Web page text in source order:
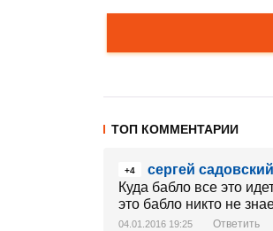
ТОП КОММЕНТАРИИ
+4
сергей садовский
Куда бабло все это
это бабло никто не
04.01.2016 19:25 Ответить